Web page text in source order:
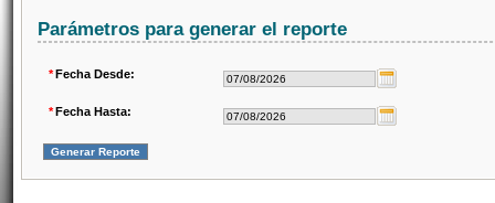
Parámetros para generar el reporte
*Fecha Desde:
*Fecha Hasta: